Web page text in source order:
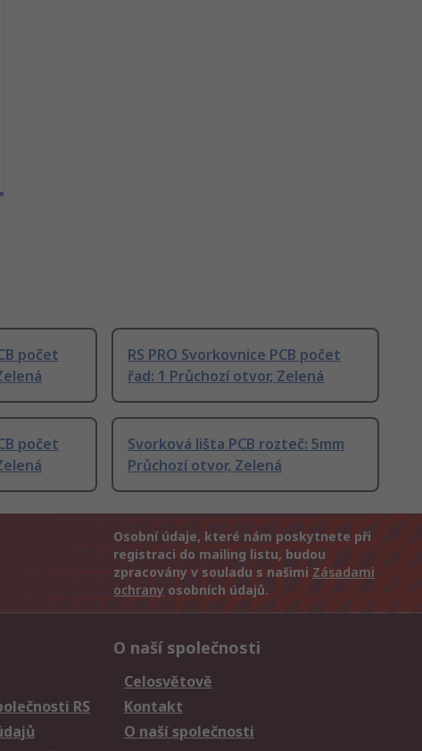
počet
RS PRO Svorkovnice PCB počet
řad: 1 Průchozí otvor, Zelená
počet
Svorková lišta PCB rozteč: 5mm
Průchozí otvor, Zelená
Osobní údaje, které nám poskytnete při
registraci do mailing listu, budou
zpracovány v souladu s našimi Zásadami
ochrany osobních údajů.
RS
O naší společnosti
Celosvětově
Kontakt
O naší společnosti